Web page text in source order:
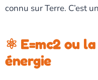
connu sur Terre. C’est un
⚛️ E=mc2 ou
énergie